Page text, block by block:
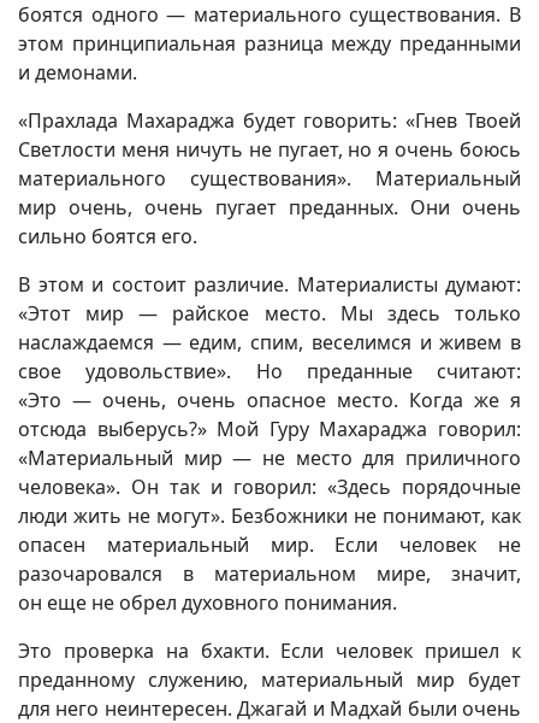
боятся одного — материального существования. В
этом принципиальная разница между преданными
и демонами.
«Прахлада Махараджа будет говорить: «Гнев Твоей
Светлости меня ничуть не пугает, но я очень боюсь
материального существования». Материальный
мир очень, очень пугает преданных. Они очень
сильно боятся его.
В этом и состоит различие. Материалисты думают:
«Этот мир — райское место. Мы здесь только
наслаждаемся — едим, спим, веселимся и живем в
свое удовольствие». Но преданные считают:
«Это — очень, очень опасное место. Когда же я
отсюда выберусь?» Мой Гуру Махараджа говорил:
«Материальный мир — не место для приличного
человека». Он так и говорил: «Здесь порядочные
люди жить не могут». Безбожники не понимают, как
опасен материальный мир. Если человек не
разочаровался в материальном мире, значит,
он еще не обрел духовного понимания.
Это проверка на бхакти. Если человек пришел к
преданному служению, материальный мир будет
для него неинтересен. Джагай и Мадхай были очень